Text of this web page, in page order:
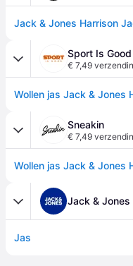
Jack & Jones Harrison
Sport Is Good
€ 7,49
Wollen jas Jack & Jones
Sneakin
€ 7,49
Wollen jas Jack & Jones
Jack & Jones
Jas